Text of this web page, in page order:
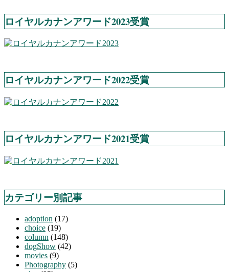
ロイヤルカナンアワード2023受賞
ロイヤルカナンアワード2022受賞
ロイヤルカナンアワード2021受賞
カテゴリー別記事
adoption (17)
choice (19)
column (148)
dogShow (42)
movies (9)
Photography (5)